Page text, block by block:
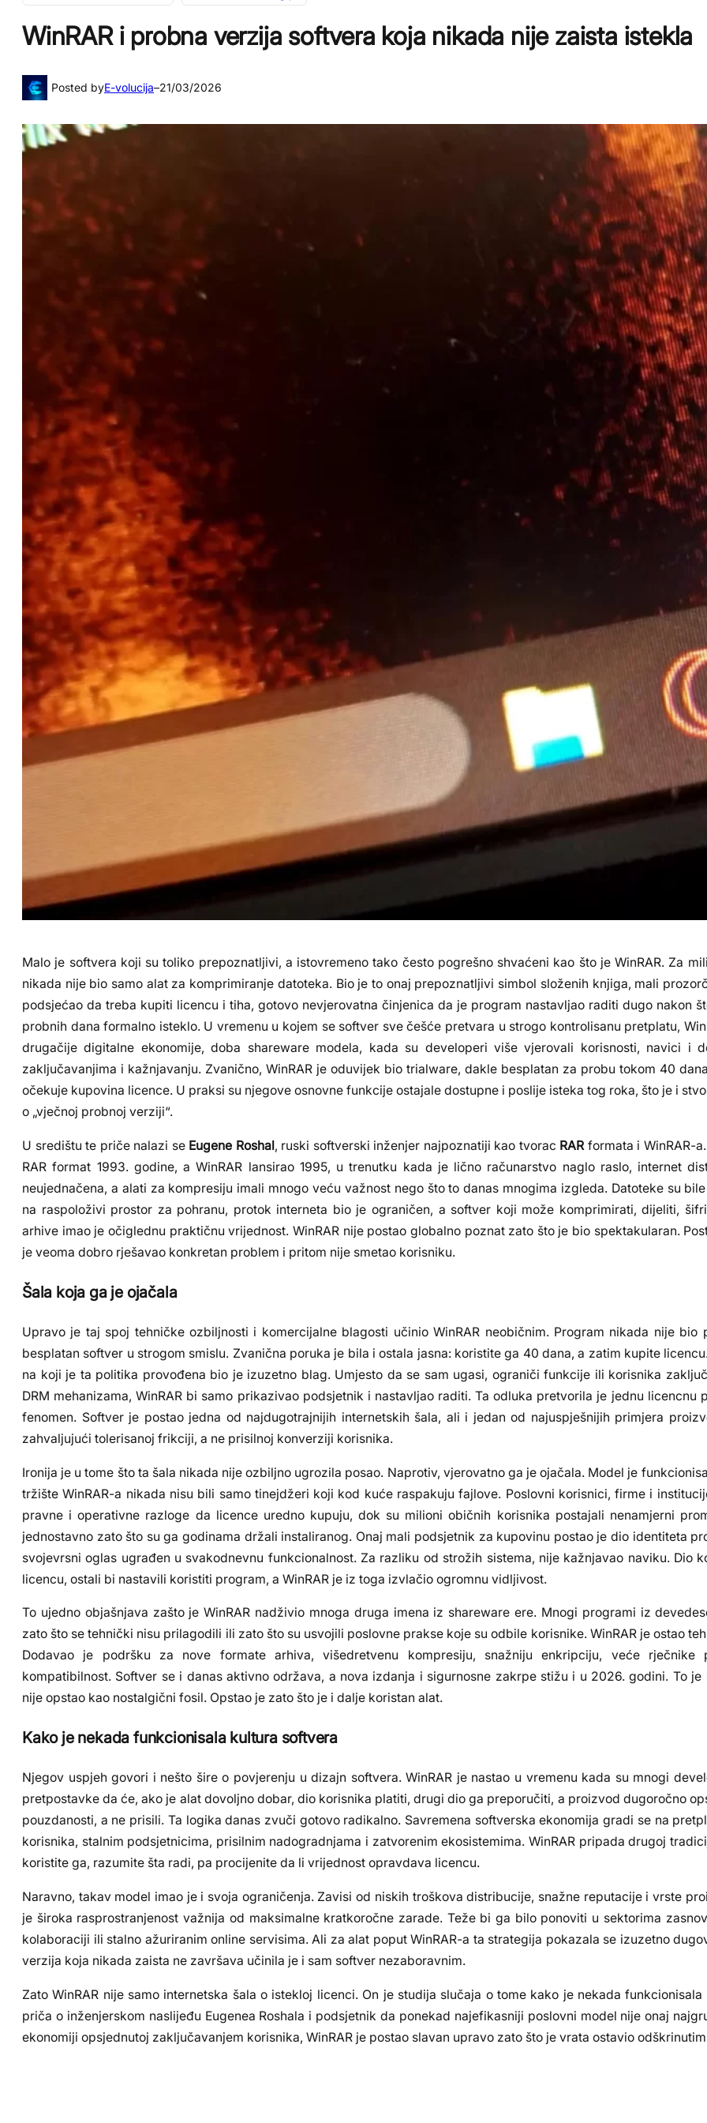
WinRAR i probna verzija softvera koja nikada nije zaista istekla
Posted byE-volucija–21/03/2026
Malo je softvera koji su toliko prepoznatljivi, a istovremeno tako često pogrešno shvaćeni kao što je WinRAR. Za
nikada nije bio samo alat za komprimiranje datoteka. Bio je to onaj prepoznatljivi simbol složenih knjiga, mali
podsjećao da treba kupiti licencu i tiha, gotovo nevjerovatna činjenica da je program nastavljao raditi dugo nakon
probnih dana formalno isteklo. U vremenu u kojem se softver sve češće pretvara u strogo kontrolisanu pretplatu,
drugačije digitalne ekonomije, doba shareware modela, kada su developeri više vjerovali korisnosti, navici i
zaključavanjima i kažnjavanju. Zvanično, WinRAR je oduvijek bio trialware, dakle besplatan za probu tokom 40
očekuje kupovina licence. U praksi su njegove osnovne funkcije ostajale dostupne i poslije isteka tog roka, što je i
o „vječnoj probnoj verziji“.
U središtu te priče nalazi se Eugene Roshal, ruski softverski inženjer najpoznatiji kao tvorac RAR formata i WinRAR-
RAR format 1993. godine, a WinRAR lansirao 1995, u trenutku kada je lično računarstvo naglo raslo, internet
neujednačena, a alati za kompresiju imali mnogo veću važnost nego što to danas mnogima izgleda. Datoteke su
na raspoloživi prostor za pohranu, protok interneta bio je ograničen, a softver koji može komprimirati, dijeliti,
arhive imao je očiglednu praktičnu vrijednost. WinRAR nije postao globalno poznat zato što je bio spektakularan.
je veoma dobro rješavao konkretan problem i pritom nije smetao korisniku.
Šala koja ga je ojačala
Upravo je taj spoj tehničke ozbiljnosti i komercijalne blagosti učinio WinRAR neobičnim. Program nikada nije bio
besplatan softver u strogom smislu. Zvanična poruka je bila i ostala jasna: koristite ga 40 dana, a zatim kupite
na koji je ta politika provođena bio je izuzetno blag. Umjesto da se sam ugasi, ograniči funkcije ili korisnika
DRM mehanizama, WinRAR bi samo prikazivao podsjetnik i nastavljao raditi. Ta odluka pretvorila je jednu licencnu
fenomen. Softver je postao jedna od najdugotrajnijih internetskih šala, ali i jedan od najuspješnijih primjera
zahvaljujući tolerisanoj frikciji, a ne prisilnoj konverziji korisnika.
Ironija je u tome što ta šala nikada nije ozbiljno ugrozila posao. Naprotiv, vjerovatno ga je ojačala. Model je
tržište WinRAR-a nikada nisu bili samo tinejdžeri koji kod kuće raspakuju fajlove. Poslovni korisnici, firme i
pravne i operativne razloge da licence uredno kupuju, dok su milioni običnih korisnika postajali nenamjerni
jednostavno zato što su ga godinama držali instaliranog. Onaj mali podsjetnik za kupovinu postao je dio identiteta
svojevrsni oglas ugrađen u svakodnevnu funkcionalnost. Za razliku od strožih sistema, nije kažnjavao naviku. Dio
licencu, ostali bi nastavili koristiti program, a WinRAR je iz toga izvlačio ogromnu vidljivost.
To ujedno objašnjava zašto je WinRAR nadživio mnoga druga imena iz shareware ere. Mnogi programi iz
zato što se tehnički nisu prilagodili ili zato što su usvojili poslovne prakse koje su odbile korisnike. WinRAR je ostao
Dodavao je podršku za nove formate arhiva, višedretvenu kompresiju, snažniju enkripciju, veće rječnike
kompatibilnost. Softver se i danas aktivno održava, a nova izdanja i sigurnosne zakrpe stižu i u 2026. godini. To je
nije opstao kao nostalgični fosil. Opstao je zato što je i dalje koristan alat.
Kako je nekada funkcionisala kultura softvera
Njegov uspjeh govori i nešto šire o povjerenju u dizajn softvera. WinRAR je nastao u vremenu kada su mnogi
pretpostavke da će, ako je alat dovoljno dobar, dio korisnika platiti, drugi dio ga preporučiti, a proizvod dugoročno
pouzdanosti, a ne prisili. Ta logika danas zvuči gotovo radikalno. Savremena softverska ekonomija gradi se na
korisnika, stalnim podsjetnicima, prisilnim nadogradnjama i zatvorenim ekosistemima. WinRAR pripada drugoj
koristite ga, razumite šta radi, pa procijenite da li vrijednost opravdava licencu.
Naravno, takav model imao je i svoja ograničenja. Zavisi od niskih troškova distribucije, snažne reputacije i vrste
je široka rasprostranjenost važnija od maksimalne kratkoročne zarade. Teže bi ga bilo ponoviti u sektorima
kolaboraciji ili stalno ažuriranim online servisima. Ali za alat poput WinRAR-a ta strategija pokazala se izuzetno
verzija koja nikada zaista ne završava učinila je i sam softver nezaboravnim.
Zato WinRAR nije samo internetska šala o istekloj licenci. On je studija slučaja o tome kako je nekada
priča o inženjerskom naslijeđu Eugenea Roshala i podsjetnik da ponekad najefikasniji poslovni model nije onaj
ekonomiji opsjednutoj zaključavanjem korisnika, WinRAR je postao slavan upravo zato što je vrata ostavio